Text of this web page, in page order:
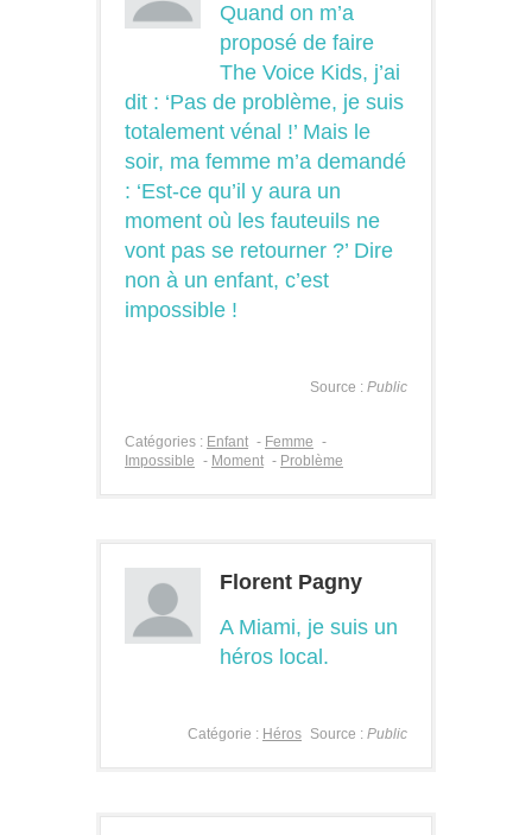
Quand on m’a
proposé de faire
The Voice Kids, j’ai
dit : ‘Pas de problème, je suis
totalement vénal !’ Mais le
soir, ma femme m’a demandé
: ‘Est-ce qu’il y aura un
moment où les fauteuils ne
vont pas se retourner ?’ Dire
non à un enfant, c’est
impossible !
Source : Public
Catégories : Enfant - Femme -
Impossible - Moment - Problème
Florent Pagny
A Miami, je suis un
héros local.
Source : Public
Catégorie : Héros